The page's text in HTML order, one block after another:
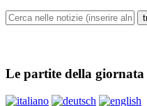
Le partite della giornata